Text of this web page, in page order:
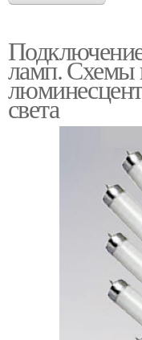
ламп. Схемы
света